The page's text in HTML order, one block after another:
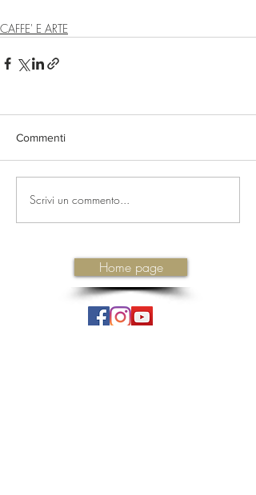
CAFFE' E ARTE
Commenti
Scrivi un commento...
Home page